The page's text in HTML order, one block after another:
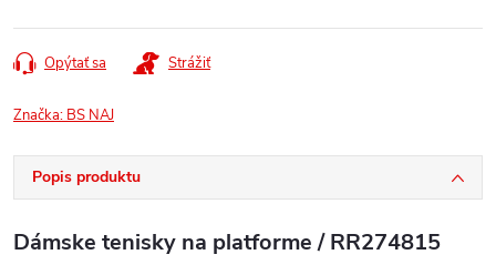
cena:
Opýtať sa Strážiť
Značka: BS NAJ
Popis produktu
Dámske tenisky na platforme / RR274815